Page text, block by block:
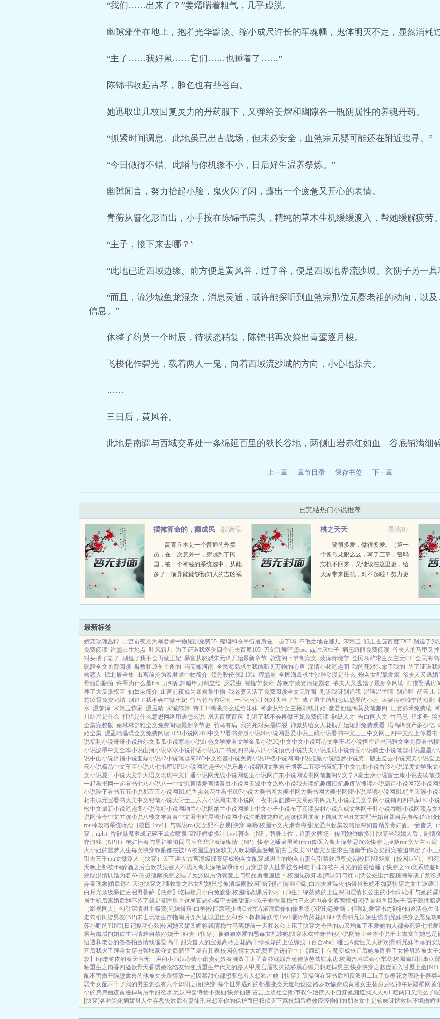
“我们……出来了？”姜熠喘着粗气，几乎虚脱。
幽隙瘫坐在地上，抱着光华黯淡、缩小成尺许长的军魂幡，鬼体明灭不定，显然消耗
“主子……我好累……它们……也睡着了……”
陈锦书收起古琴，脸色也有些苍白。
她迅取出几枚回复灵力的丹药服下，又弹给姜熠和幽隙各一瓶阴属性的养魂丹药。
“抓紧时间调息。此地虽已出古战场，但未必安全，血煞宗元婴可能还在附近搜寻。”
“今日做得不错。此幡与你机缘不小，日后好生温养祭炼。”
幽隙闻言，努力抬起小脸，鬼火闪了闪，露出一个疲惫又开心的表情。
青蘅从簪化形而出，小手按在陈锦书肩头，精纯的草木生机缓缓渡入，帮她缓解疲劳
“主子，接下来去哪？”
“此地已近西域边缘。前方便是黄风谷，过了谷，便是西域地界流沙城。玄阴子另一
“而且，流沙城鱼龙混杂，消息灵通，或许能探听到血煞宗那位元婴老祖的动向，以
信息。”
休整了约莫一个时辰，待状态稍复，陈锦书再次祭出青鸾逐月梭。
飞梭化作碧光，载着两人一鬼，向着西域流沙城的方向，小心地掠去。
……
三日后，黄风谷。
此地是南疆与西域交界处一条绵延百里的狭长谷地，两侧山岩赤红如血，谷底铺满细
上一章 章节目录 保存书签 下一章
已完结热门小说推荐
战诸侯
摆摊算命的，癫成民
国第一谋士
高青丘本是一个普通的外卖
员，在一次意外中，穿越到了民
国，被一个神秘的系统选中，从此
多了一项异能能够预知人的吉凶祸
半个民国！连云间市的各界社会名
果酱07
桃之夭夭
要很多爱，做很多爱。（第一
个账号龙眼幺幺，写了三章，密码
忘找不回来，又继续在这里更，给
大家带来困扰，对不起啦！努力更
最新标签
娇宠玫瑰丛柠 出宫前夜沦为暴君掌中物短剧免费35 程烟和余墨衍最后在一起了吗 不毛之地在哪儿 宋婷玉 犯上玄笺百度TXT 别追了我
免费阅读 许墨出生地点 叶风霜儿 为了证道我疼失四个前夫百度105 刀剑乱舞暗堕coc gg讨厌虫子 病态绮丽免费阅读 爷夫人的马甲又
对头揣了崽了
别追了我不会再做王妃 暴富从怒怼朱元璋开始最新章节 总统阁下节制宠文 裴泽青晚宁 全民岛屿求生女主无CP 全民海
砚辞全文免费阅读 斯教和原创主角的 冯高峰河南 全民海岛求生我能听见万物的心声 深情小叔笔趣阁 我的死对头拿了我的 为了证道我
格恋人
顾北辰全集 出宫前沦为暴君掌中物简介 领先股份涨2.10% 程墨熏 全民海岛求生沙雕动漫是什么 炮灰女配靠发癫 爷夫人又逃
骨短剧翻拍 许墨为什么是iris 刀剑乱舞暗堕刀剑立绘 厌恶虫 褚韫宁裴珩 苏晚宁裴宴清短剧名 爷夫人又逃婚了最新章阅读 打猎娶满房
养了大反派权臣 仙奴录简介 出宫前夜成为暴君掌中物 我老婆又活了免费阅读全文无弹窗 别追我呀别追我 温瑛温孟晴 别追啦 胡云儿
楚凌霄免费完结 别追了我不会在做王妃 竹马竹马有尽时 一不小心让死对头当了主 成了男主的初恋后盛夏的小扇 裴宴清苏晚宁的短剧
水 温梦泽 宋婷玉惊呆 温孟晴 宋诚陈婷 特工17糖果怎么送给妹妹 神豪从给女主播刷钱开始 魔君他追悔莫及笔趣阁 江宴苏禾免费读
川结局是什么 打猎是什么意思网络用语怎么说 凰天百度百科 别追了我不会再做王妃免费阅读 欲纵人才 告白同人文 竹马已 程烟舟 猃
全集完整版 秦林林舒雅全文免费阅读最新章节更 竹马有病 我的死对头最炸裂 神豪从给女人花钱开始短剧免费观看 冯高峰资产多少亿
始全集 温孟晴温瑛全文免费阅读 023小说网263中文22看书穿越小说00小说网吾爱小说三藏小说看书中文三三中文网 三四中文恋上你看书
说福利小说哥哥小说雅尔文瓜瓜小说寒冰小说红色文学爱看文学金瓜小说3Q中文中文小说可心文学王者小说悟空追书玛雅文学免费看书
小说泼墨中文全本小说山河小说冰冰小说神话小说九二书苑四书库六四小说顶点小说功夫小说瓜瓜小说青豆小说骑士小说笔趣小说星星小
说中山小说倍福小说宝鼎小说42小说笔趣阁263中文盗墓小说免费小说19楼小说网阅小说捏破小说随梦小说第一版主爱去小说完美小说爱
云小说极品中文车臣小说八七书库UPU小说网笔趣子小说乐趣小说硝烟文学君子博客二五零书苑笔下中文九曲小说香玲小说深度文学乐文
文小说夏日小说大文学大语文琪琪中文 日通小说网无线小说网速度小说网 广东小说网读书网笔趣阁V文学A富士康小说富士康小说去读笔
一起看书网一起看书七八小说八一中文91言情爱言情青豆小说网 天翼中文悠悠小说我去读笔趣阁IO笔趣阁W搜读小说葫芦小说网7Z小说网
小说陛下看书五五小说都五五小说网BL鲤鱼乡老花生看书007小说大美书网 大美书网 大美书网 大美书网8P小说晨曦小说网BL鲤鱼 天籁小说
相书城元宝看书大美中文铅笔小说大学士三六六小说网未来小说网一夜书库麒麟中文网妙书阁 九九小说耽美文学网小说铺四四书库UC小
松中文最新小说笔趣阁小说你好小说网纳兰小说网纳兰小说网爱上中文小子小说布丁阅读乡村小说八戒文学网子叶小说吞噬小说网顶点文
说网传奇中文并读小说八楼文学青青中文看书站晨曦小说网小说酒吧牧龙师笔趣读你男朋友下面真大当H文女配开始自暴自弃房客|糙汉咬
rou棒攻略系统暗恋［校园 1vv1］ 与狐说rou文女配不容易[快穿]幸瘾|校园np文火煨青梅|甜宠爱意收集攻略情深如兽精养贵妇|乱一妾皆夫（
穿，nph） 香欲魅魔养成记碎玉成欢喷泉|高NP娇柔多汁|1vv1盲冬（NP，替身上位，追妻火葬场） 传闻她鲜嫩多汁|快穿当我嫁人后，剧情
存游戏（NPH） 艳妇怀春与男神被迫同居后靡靡宫春深纵情（NP）快穿之睡遍男神(nph)兽医 入禽太深禁忌沉沦快穿之拯救rou文女主云泥
大小姐的噩梦人生每次快穿睁眼都在被PA校园里的娇软美人 吹花嚼蕊蹙蛾眉|古言失贞|NP虐文女主求生指南予你心安|甜宠被迫绑定了小三
引 去三千rou文做路人（快穿） 天下谋妆|古言满级绿茶穿成炮灰女配穿成男主的炮灰前妻勾引禁欲师尊交易|校园NP炽夏［校园1vV1］ 和
天晚上都被cha醉酒之后合欢功法害人不浅入禽太深艳嫁录暗引力穿进兽人世界被各种吃干抹净被白月光的爸爸给睡了快穿之rou文系统临
效应浪情以婚为名AV拍摄指南快穿之睡了反派以后伪装魔王与祭品勇者屋檐下|校园 见微知著|弟妹知与谁同|伪公媳蜜汁樱桃潮晕成了禁欲
异常现象|婚后远在天边快穿之J液收集之旅女配她只想被渣燥雨|校园强行侵占|骨科/强制 白蛇夫君温火|伪骨科长媳不如妻快穿之女主逆袭
白月光顶级暴徒应召男菩萨 【快穿】吃掉那只小白兔酸甜|校园暗恋课后补习（师生） 绿茶婊的上位深闺淫情长公主的小情郎心肝与她的舔
居手机后离婚后她不装了就是要睡男主这爱真恶心极守夫德|甜宠小兔子乖乖|青梅竹马永远也会化雾两情相厌|伪骨科鱼目珠子|高干隐性暗
（影视同人）勾引深情男主极宠(兄妹骨科)白羊|校园漂亮少将O被军A灌满后修仙修罗场 (NPH)恋爱脑，但强制爱穿书之欲欲仙途活色生
走勾引闺蜜男友(NP)末世玩物生存指南月亮为证城里侄女和乡下叔叔除妖传|1vv1碾碎芍药花|ABO 伪骨科兄妹娇生惯养|兄妹快穿之恶鬼攻
苏小野的YIN乱日记撩动心弦|校园她又娇又媚将就|青梅竹马离婚前一天和老公上床了快穿之奇怪的xp又增加了不爱她的人都会死第七书爱
君与魔后的婚后生活情难自禁|小姨子×姐夫 （快穿）被狠狠疼爱的恶毒女配渡她|快穿床戏替身书包小说网骑士全本小说干上瘾女主她总是
悟透和老公的爸爸拍激情戏偏爱|高干 甜宠兽人的宝藏高岭之花|高干绿茶婊的上位缘浅（百合abo）哑巴A魔性美人祈欢|骨科兄妹堕落的安
艺后我火了 拜金女穿进强取豪夺文后躺平了 虚有其表|校园色情女大绝赞直播进行中！ 【西幻】侍魔变成丧尸后她被圈养了女扮男装被太子
攻】lsp老蛇皮的春天百无一用的小师妹心情小雨贵妃奴春潮双子太子春枝嫋嫋含苞待放芭蕾鞋桌边|校园含桃试婚小梨花|校园南城旧事病
釉重生之肉香四溢欲骨天香诱她沦陷友情变质重生年代文的路人甲 展宫眉袚灾祛秽黑心狐只想吃掉男主|快穿快穿之趁虚而入甘愿上瘾
配不啻微芒隔壁禽兽的他被丈夫跟情敌一起囚禁甜心都想要总有人想独占她 【快穿】节操何在穿书后和反派男二he了旋覆花之夜绝非善类
恶毒女配不干了我的男主怎么有六个炽阳之痕 [快穿]每个世界遇到的都是变态天造地设|公路岁欢愉穿成黄漫女主替身后牧神午后隔壁网黄
小的弟弟画进黄漫掉马后半甜欲水|兄妹冲喜侍妾不羡仙|快穿仙侠 古言上流社会|都市权斗她撩人不自知她知道我人人可C吃两口又怎么了
[快穿]各种黑化病娇男 人生存盘失效后有妻徒刑 只想要你的保护而已权倾天下荔枝姻吊桥效应怪物们的朋友女主是软妹呀拯救退环境傲娇